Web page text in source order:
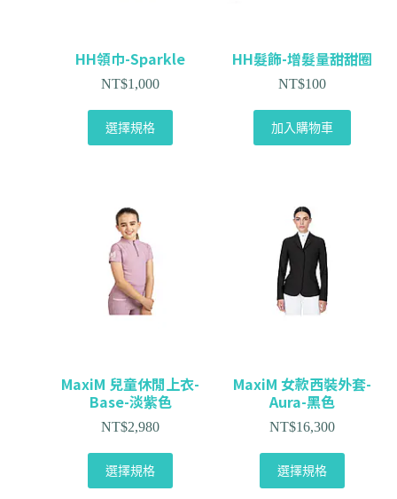
HH領巾-Sparkle
NT$1,000
選擇規格
HH髮飾-增髮量甜甜圈
NT$100
加入購物車
MaxiM 兒童休閒上衣-
Base-淡紫色
NT$2,980
選擇規格
MaxiM 女款西裝外套-
Aura-黑色
NT$16,300
選擇規格